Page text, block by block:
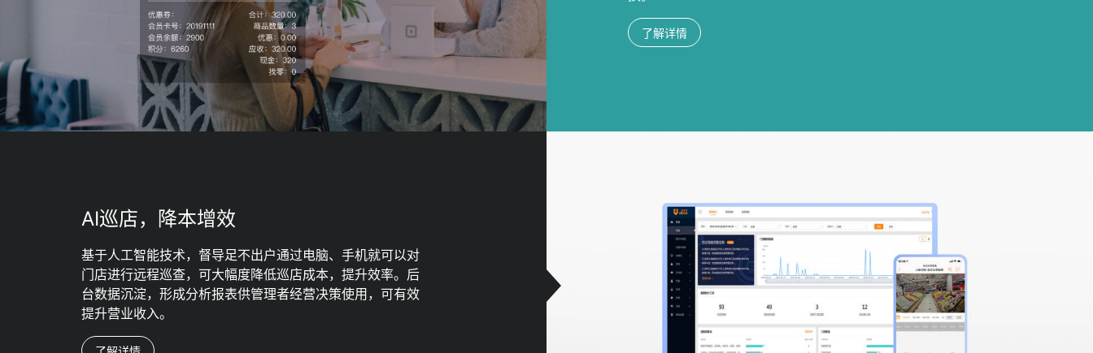
了解详情
AI巡店，降本增效
基于人工智能技术，督导足不出户通过电脑、手机就可以对
门店进行远程巡查，可大幅度降低巡店成本，提升效率。后
台数据沉淀，形成分析报表供管理者经营决策使用，可有效
提升营业收入。